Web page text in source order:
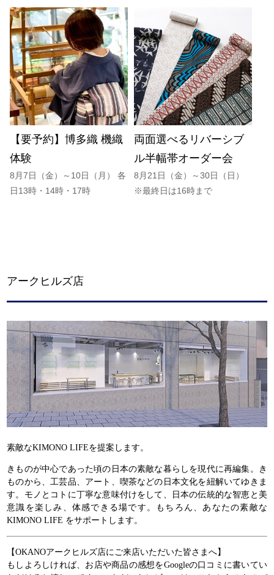
【要予約】博多織 機織
体験
8月7日（金）～10日（月） 各
日13時・14時・17時
両面選べるリバーシブ
ル半幅帯オーダー会
8月21日（金）～30日（日）
※最終日は16時まで
アークヒルズ店
素敵なKIMONO LIFEを提案します。
きものが中心であった頃の日本の素敵な暮らしを現代に再編集。き
ものから、工芸品、アート、喫茶などの日本文化を紐解いてゆきま
す。モノとコトに丁寧な意味付けをして、日本の伝統的な智恵と美
意識を楽しみ、体感できる場です。もちろん、あなたの素敵な
KIMONO LIFE をサポートします。
【OKANOアークヒルズ店にご来店いただいた皆さまへ】
もしよろしければ、お店や商品の感想をGoogleの口コミに書いてい